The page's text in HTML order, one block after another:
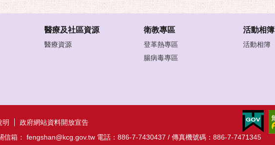
醫療及社區資源
醫療資源
衛教專區
登革熱專區
腸病毒專區
活動相簿
活動相簿
明
政府網站資料開放宣告
箱： fengshan@kcg.gov.tw 電話：886-7-7430437 / 傳真機號碼：886-7-7471345